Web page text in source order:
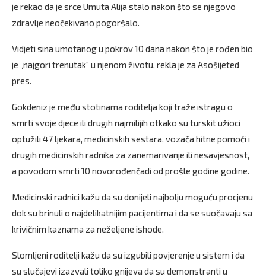
je rekao da je srce Umuta Alija stalo nakon što se njegovo
zdravlje neočekivano pogoršalo.
Vidjeti sina umotanog u pokrov 10 dana nakon što je rođen bio
je „najgori trenutak“ u njenom životu, rekla je za Asošijeted
pres.
Gokdeniz je među stotinama roditelja koji traže istragu o
smrti svoje djece ili drugih najmilijih otkako su turskit užioci
optužili 47 ljekara, medicinskih sestara, vozača hitne pomoći i
drugih medicinskih radnika za zanemarivanje ili nesavjesnost,
a povodom smrti 10 novorođenčadi od prošle godine godine.
Medicinski radnici kažu da su donijeli najbolju moguću procjenu
dok su brinuli o najdelikatnijim pacijentima i da se suočavaju sa
krivičnim kaznama za neželjene ishode.
Slomljeni roditelji kažu da su izgubili povjerenje u sistem i da
su slučajevi izazvali toliko gnijeva da su demonstranti u